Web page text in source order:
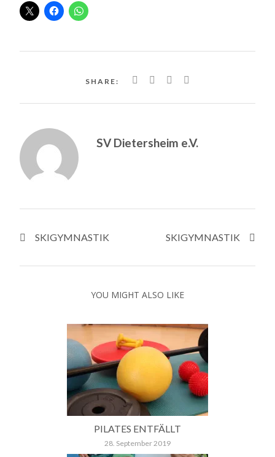
SHARE:
SV Dietersheim e.V.
SKIGYMNASTIK SKIGYMNASTIK
YOU MIGHT ALSO LIKE
PILATES ENTFÄLLT
28. September 2019